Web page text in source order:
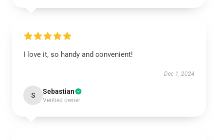
I love it, so handy and convenient!
Dec 1, 2024
S Sebastian
Verified owner